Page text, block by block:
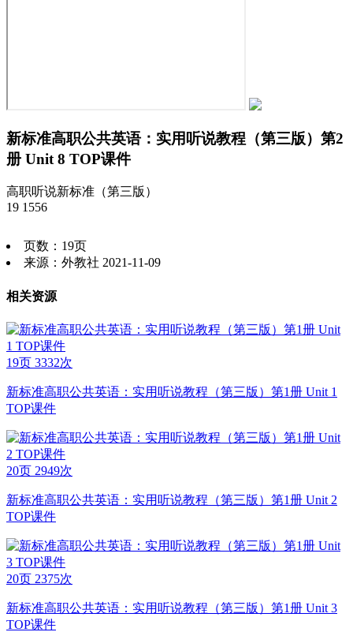
新标准高职公共英语：实用听说教程（第三版）第2
册 Unit 8 TOP课件
高职听说新标准（第三版）
19 1556
页数：19页
来源：外教社 2021-11-09
相关资源
19页 3332次
新标准高职公共英语：实用听说教程（第三版）第1册 Unit 1
TOP课件
20页 2949次
新标准高职公共英语：实用听说教程（第三版）第1册 Unit 2
TOP课件
20页 2375次
新标准高职公共英语：实用听说教程（第三版）第1册 Unit 3
TOP课件